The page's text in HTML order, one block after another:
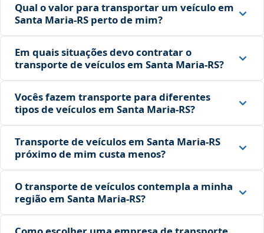
Qual o valor para transportar um veículo em
Santa Maria‑RS perto de mim?
Em quais situações devo contratar o
transporte de veículos em Santa Maria‑RS?
Vocês fazem transporte para diferentes
tipos de veículos em Santa Maria‑RS?
Transporte de veículos em Santa Maria‑RS
próximo de mim custa menos?
O transporte de veículos contempla a minha
região em Santa Maria‑RS?